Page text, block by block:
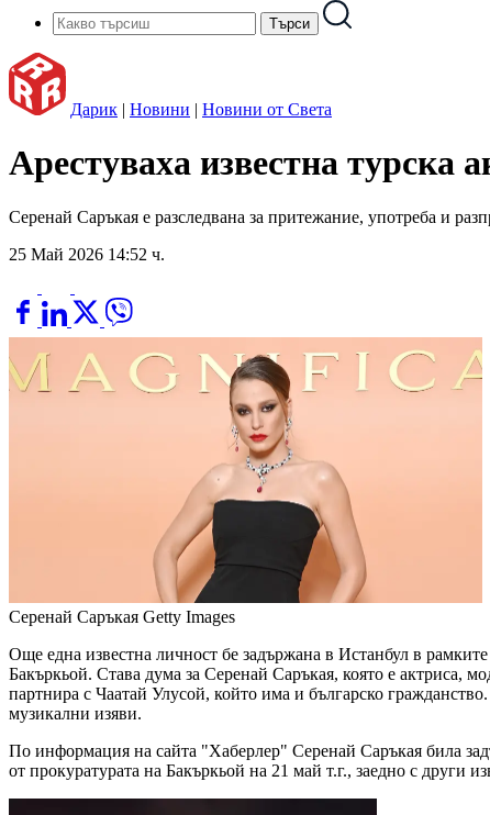
Дарик | Новини | Новини от Света
Арестуваха известна турска
Серенай Саръкая е разследвана за притежание, употреба и
25 Май 2026 14:52 ч.
Серенай Саръкая Getty Images
Още една известна личност бе задържана в Истанбул в
Бакъркьой. Става дума за Серенай Саръкая, която е актриса,
партнира с Чаатай Улусой, който има и българско
музикални изяви.
По информация на сайта "Хаберлер" Серенай Саръкая била
от прокуратурата на Бакъркьой на 21 май т.г., заедно с други